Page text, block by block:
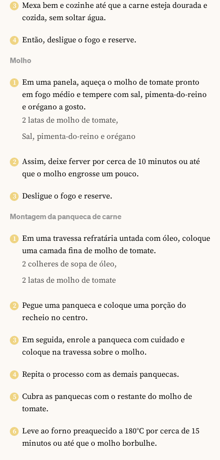
Mexa bem e cozinhe até que a carne esteja dourada e
cozida, sem soltar água.
Então, desligue o fogo e reserve.
Molho
Em uma panela, aqueça o molho de tomate pronto
em fogo médio e tempere com sal, pimenta-do-reino
e orégano a gosto.
2 latas de molho de tomate,
Sal, pimenta-do-reino e orégano
Assim, deixe ferver por cerca de 10 minutos ou até
que o molho engrosse um pouco.
Desligue o fogo e reserve.
Montagem da panqueca de carne
Em uma travessa refratária untada com óleo, coloque
uma camada fina de molho de tomate.
2 colheres de sopa de óleo,
2 latas de molho de tomate
Pegue uma panqueca e coloque uma porção do
recheio no centro.
Em seguida, enrole a panqueca com cuidado e
coloque na travessa sobre o molho.
Repita o processo com as demais panquecas.
Cubra as panquecas com o restante do molho de
tomate.
Leve ao forno preaquecido a 180°C por cerca de 15
minutos ou até que o molho borbulhe.